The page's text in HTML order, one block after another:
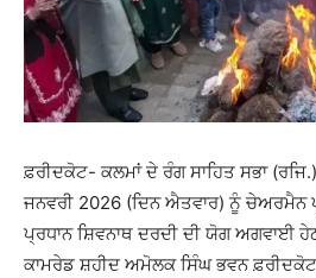
ਫ਼ਰੀਦਕੋਟ- ਕਲਮਾਂ ਦੇ ਰੰਗ ਸਾਹਿਤ ਸਭਾ
ਜਨਵਰੀ 2026 (ਦਿਨ ਐਤਵਾਰ) ਨੂੰ ਚੇਅਰਮੈਨ
ਪ੍ਰਧਾਨ ਸ਼ਿਵਨਾਥ ਦਰਦੀ ਦੀ ਯੋਗ ਅਗਵਾਈ
ਕਾਮਰੇਡ ਸ਼ਹੀਦ ਅਮੋਲਕ ਸਿੰਘ ਭਵਨ